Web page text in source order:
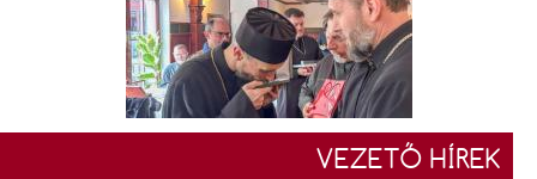
VEZETŐ HÍREK